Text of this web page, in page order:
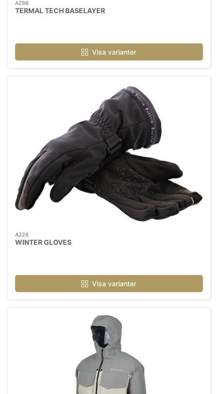
A286
TERMAL TECH BASELAYER
Visa varianter
A226
WINTER GLOVES
Visa varianter